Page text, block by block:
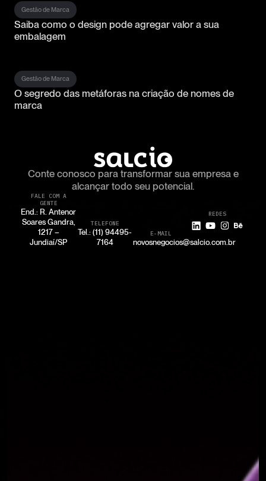
Gestão de Marca
Saiba como o design pode agregar valor a sua
embalagem
Gestão de Marca
O segredo das metáforas na criação de nomes de
marca
Conte conosco para transformar sua empresa e
alcançar todo seu potencial.
FALE COM A
GENTE
End.: R. Antenor
Soares Gandra,
1217 –
Jundiaí/SP
TELEFONE
Tel.: (11) 94495-
7164
E-MAIL
novosnegocios@salcio.com.br
REDES